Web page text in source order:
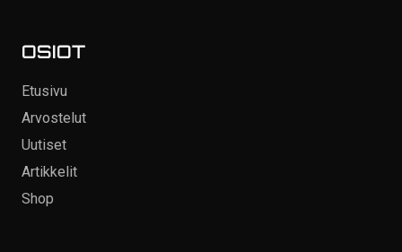
OSIOT
Etusivu
Arvostelut
Uutiset
Artikkelit
Shop